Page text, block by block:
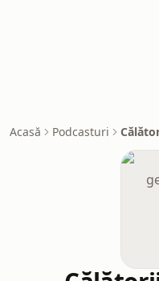
Acasă Podcasturi